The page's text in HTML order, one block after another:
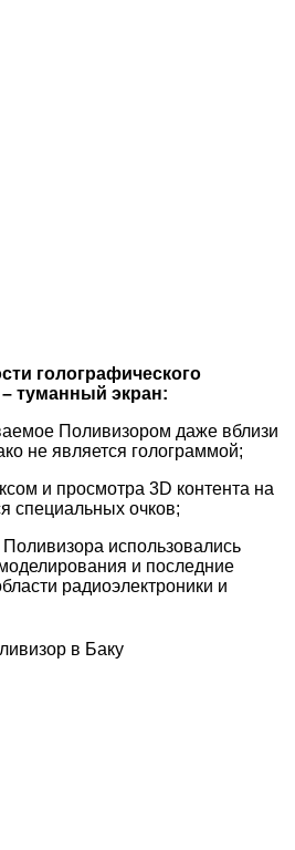
голографического
туманный экран:
Поливизором даже вблизи
не является голограммой;
и просмотра 3D контента на
специальных очков;
использовались
и последние
радиоэлектроники и